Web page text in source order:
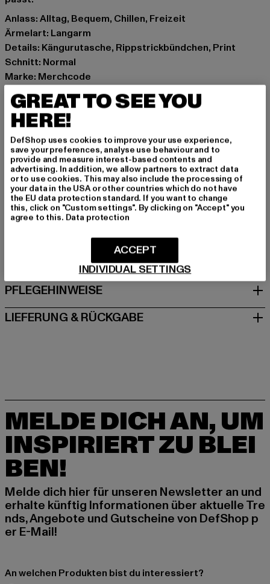
Anlass: Alltag, Bequem, Chillen, Freizeit
Ärmelart: Langarm
Details: Kängurutasche, Rippstrickbündchen, Print
Schnitt: Normal
Marke: Merchcode
Kat.: Sweat & Fleece - Hoodies
Farbe: schwarz
Hersteller Farbe: black
Materialzusammensetzung: 50% Baumwolle, 50%
Polyester
Art.Nr: MP0004976-00007
Hersteller: TB International GmbH |info@tbint.de
Dr.-Robert-Murjahn-Straße 7 | 64372 Ober-Ramstadt |
DE
GRÖSSE & PASSFORM
PFLEGEHINWEISE
LIEFERUNG & RÜCKGABE
MELDE DICH AN, UM
INSPIRIERT ZU BLEI
BEN!
Melde dich hier für unseren Newsletter an und
erhalte künftig Informationen über aktuelle Tre
nds, Angebote und Gutscheine von DefShop p
er E-Mail!
An welchen Produkten bist du interessiert?
GREAT TO SEE YOU
HERE!
DefShop uses cookies to improve your use experience,
save your preferences, analyse use behaviour and to
provide and measure interest-based contents and
advertising. In addition, we allow partners to extract data
or to use cookies. This may also include the processing of
your data in the USA or other countries which do not have
the EU data protection standard. If you want to change
this, click on "Custom settings". By clicking on "Accept" you
agree to this. Data protection
INDIVIDUAL SETTINGS
ACCEPT